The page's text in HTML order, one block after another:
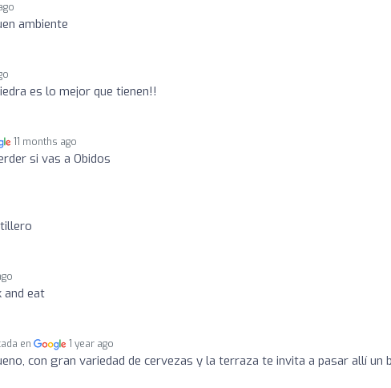
ambiente
es lo mejor que tienen!!
11 months ago
si vas a Obidos
and eat
en 1 year ago
con gran variedad de cervezas y la terraza te invita a pasar allí un